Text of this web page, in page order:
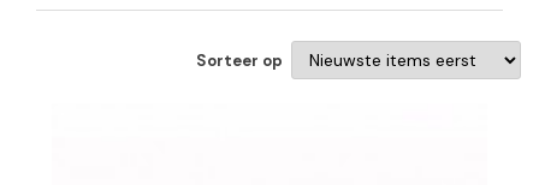
Sorteer op